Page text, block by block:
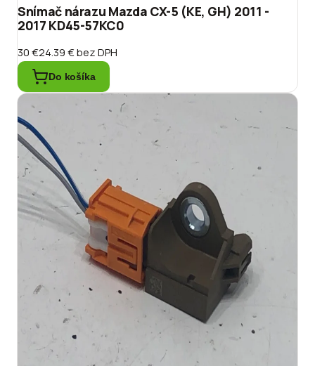
Snímač nárazu Mazda CX-5 (KE, GH) 2011 -
2017 KD45-57KC0
30 €24.39 €bez DPH
Do košíka